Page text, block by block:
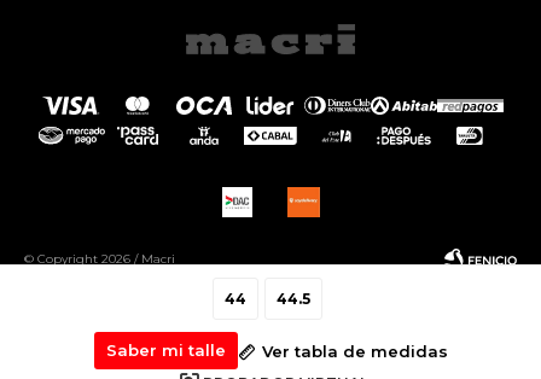
44 44.5
Saber mi talle Ver tabla de medidas
© Copyright 2026 / Macri